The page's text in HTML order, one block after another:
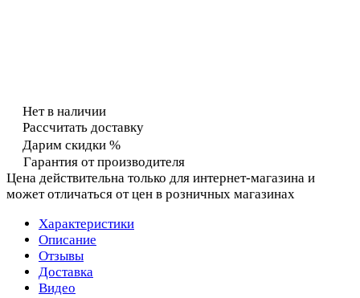
Нет в наличии
Рассчитать доставку
Дарим скидки %
Гарантия от производителя
Цена действительна только для интернет-магазина и
может отличаться от цен в розничных магазинах
Характеристики
Описание
Отзывы
Доставка
Видео